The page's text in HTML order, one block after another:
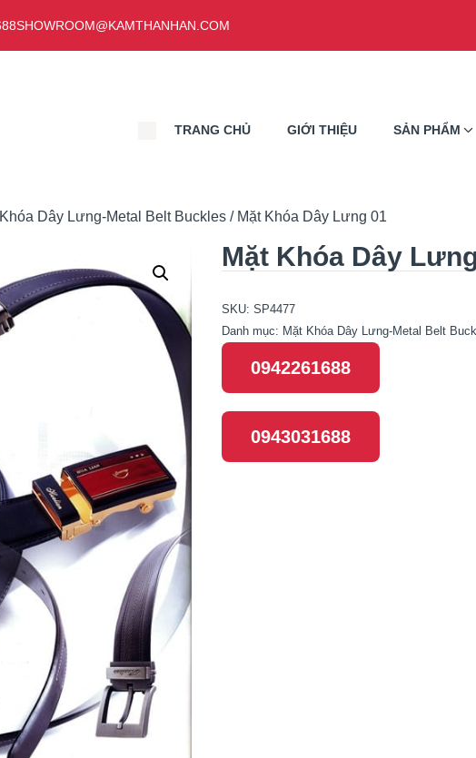
SHOWROOM@KAMTHANHAN.COM
TRANG CHỦ GIỚI THIỆU SẢN PHẨM
Dây Lưng-Metal Belt Buckles / Mặt Khóa Dây Lưng 01
Mặt Khóa Dây
SKU: SP4477
Danh mục: Mặt Khóa Dây Lưng-Metal Belt
0942261688
0943031688